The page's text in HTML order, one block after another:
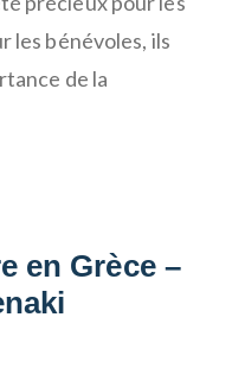
les bénévoles, ils
de la
en Grèce –